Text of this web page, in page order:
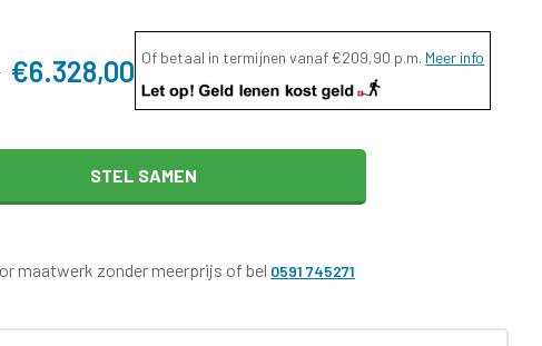
€6.328,00 Of betaal in termijnen vanaf €209,90 p.m. Meer info
STEL SAMEN
maatwerk zonder meerprijs of bel 0591 745271